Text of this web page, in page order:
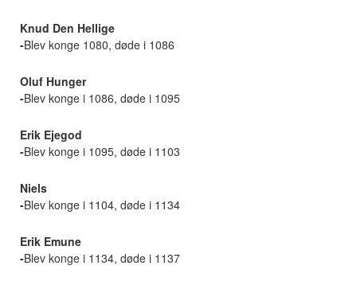
Knud Den Hellige
-Blev konge 1080, døde i 1086
Oluf Hunger
-Blev konge i 1086, døde i 1095
Erik Ejegod
-Blev konge i 1095, døde i 1103
Niels
-Blev konge i 1104, døde i 1134
Erik Emune
-Blev konge i 1134, døde i 1137